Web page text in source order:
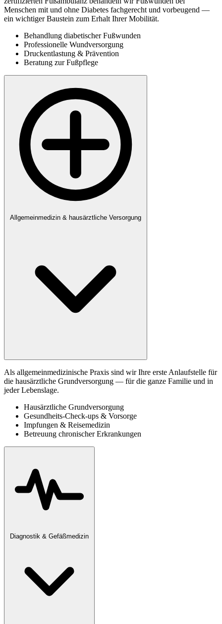
Menschen mit und ohne Diabetes fachgerecht und vorbeugend —
ein wichtiger Baustein zum Erhalt Ihrer Mobilität.
Behandlung diabetischer Fußwunden
Professionelle Wundversorgung
Druckentlastung & Prävention
Beratung zur Fußpflege
Allgemeinmedizin & hausärztliche Versorgung
Als allgemeinmedizinische Praxis sind wir Ihre erste Anlaufstelle für
die hausärztliche Grundversorgung — für die ganze Familie und in
jeder Lebenslage.
Hausärztliche Grundversorgung
Gesundheits-Check-ups & Vorsorge
Impfungen & Reisemedizin
Betreuung chronischer Erkrankungen
Diagnostik & Gefäßmedizin